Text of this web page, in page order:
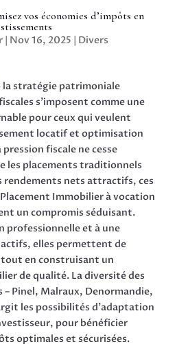
vos économies d’impôts en
| Nov 16, 2025 | Divers
la stratégie patrimoniale
s’imposent comme une
pour ceux qui veulent
locatif et optimisation
fiscale ne cesse
les placements traditionnels
rendements nets attractifs, ces
Immobilier à vocation
un compromis séduisant.
professionnelle et à une
elles permettent de
en construisant un
de qualité. La diversité des
– Pinel, Malraux, Denormandie,
les possibilités d’adaptation
pour bénéficier
optimales et sécurisées.